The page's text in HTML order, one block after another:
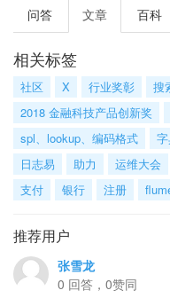
问答 文章 百科
相关标签
社区 X 行业奖彰 搜
2018 金融科技产品创新奖
spl、lookup、编码格式
日志易
助力 运维大会
支付
银行 注册
推荐用户
张雪龙
0 回答，0赞同